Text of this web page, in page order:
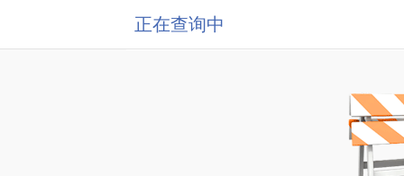
正在查询中